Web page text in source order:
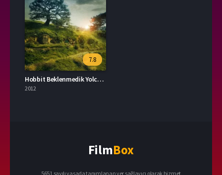
7.8
Hobbit Beklenmedik Yolculuk 2012 – The Hobbit: An Unexpected Journey 1080p Turkce Dublaj izle
2012
FilmBox
5651 sayılı yasada tanımlanan yer sağlayıcı olarak hizmet